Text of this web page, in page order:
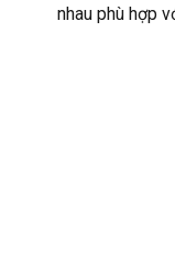
nhau phù hợp